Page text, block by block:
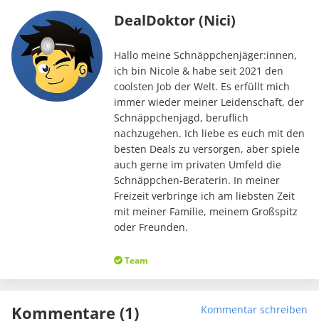
DealDoktor (Nici)
Hallo meine Schnäppchenjäger:innen,
ich bin Nicole & habe seit 2021 den
coolsten Job der Welt. Es erfüllt mich
immer wieder meiner Leidenschaft, der
Schnäppchenjagd, beruflich
nachzugehen. Ich liebe es euch mit den
besten Deals zu versorgen, aber spiele
auch gerne im privaten Umfeld die
Schnäppchen-Beraterin. In meiner
Freizeit verbringe ich am liebsten Zeit
mit meiner Familie, meinem Großspitz
oder Freunden.
Team
Kommentare (1) Kommentar schreiben